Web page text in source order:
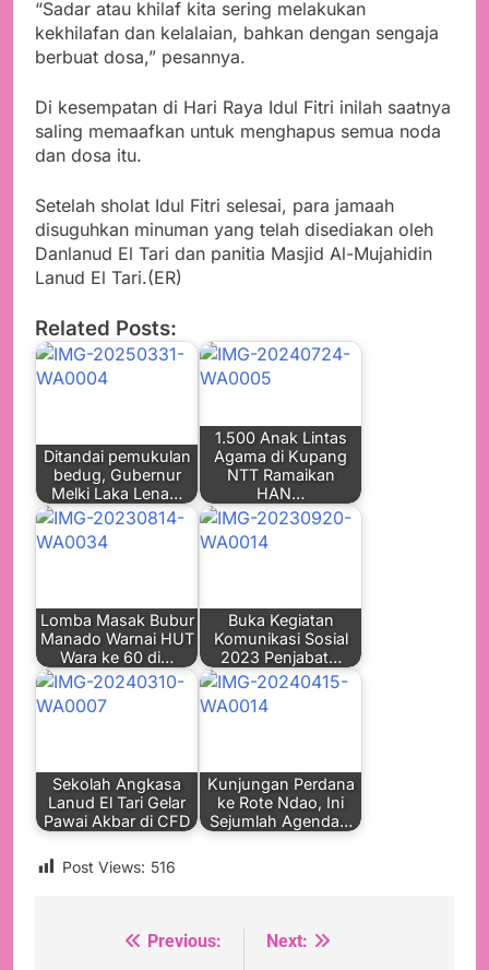
“Sadar atau khilaf kita sering melakukan
kekhilafan dan kelalaian, bahkan dengan sengaja
berbuat dosa,” pesannya.
Di kesempatan di Hari Raya Idul Fitri inilah saatnya
saling memaafkan untuk menghapus semua noda
dan dosa itu.
Setelah sholat Idul Fitri selesai, para jamaah
disuguhkan minuman yang telah disediakan oleh
Danlanud El Tari dan panitia Masjid Al-Mujahidin
Lanud El Tari.(ER)
Related Posts:
Ditandai pemukulan
bedug, Gubernur
Melki Laka Lena…
1.500 Anak Lintas
Agama di Kupang
NTT Ramaikan
HAN…
Lomba Masak Bubur
Manado Warnai HUT
Wara ke 60 di…
Buka Kegiatan
Komunikasi Sosial
2023 Penjabat…
Sekolah Angkasa
Lanud El Tari Gelar
Pawai Akbar di CFD
Kunjungan Perdana
ke Rote Ndao, Ini
Sejumlah Agenda…
Post Views: 516
NavigasiPrevious:
Next: